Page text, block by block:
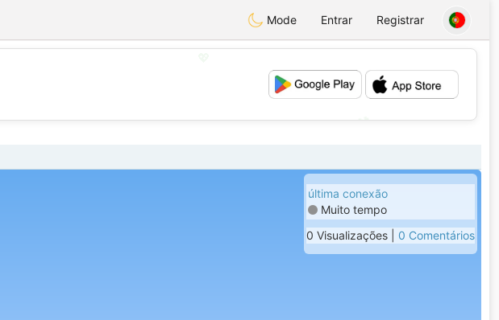
Mode Entrar Registrar
última conexão
Muito tempo
0 Visualizações | 0 Comentários